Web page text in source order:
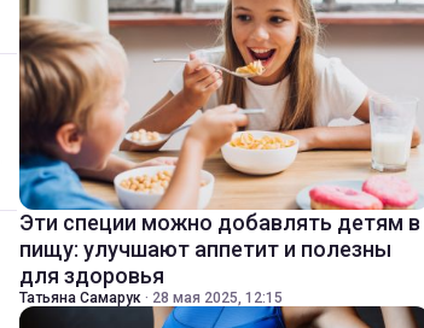
Эти специи можно добавлять детям в
пищу: улучшают аппетит и полезны
для здоровья
Татьяна Самарук · 28 мая 2025, 12:15